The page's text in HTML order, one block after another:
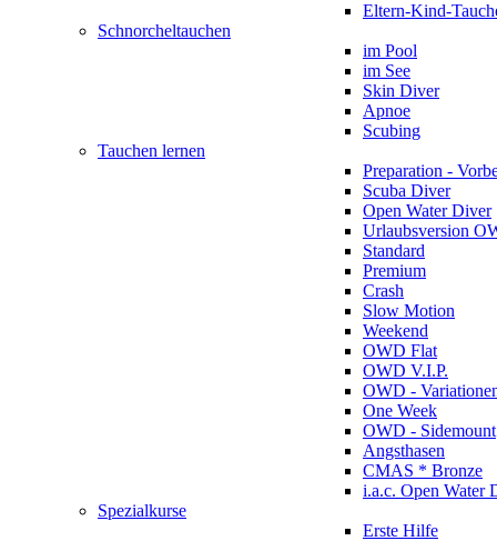
Eltern-Kind-
Schnorcheltauchen
im Pool
im See
Skin Diver
Apnoe
Scubing
Tauchen lernen
Preparation -
Scuba Diver
Open Water Diver
Urlaubsversion
Standard
Premium
Crash
Slow Motion
Weekend
OWD Flat
OWD V.I.P.
OWD -
One Week
OWD - Sidemount
Angsthasen
CMAS * Bronze
i.a.c. Open Water
Spezialkurse
Erste Hilfe